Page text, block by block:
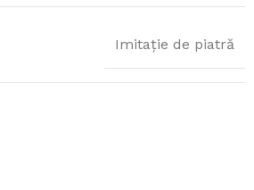
Imitație de piatră